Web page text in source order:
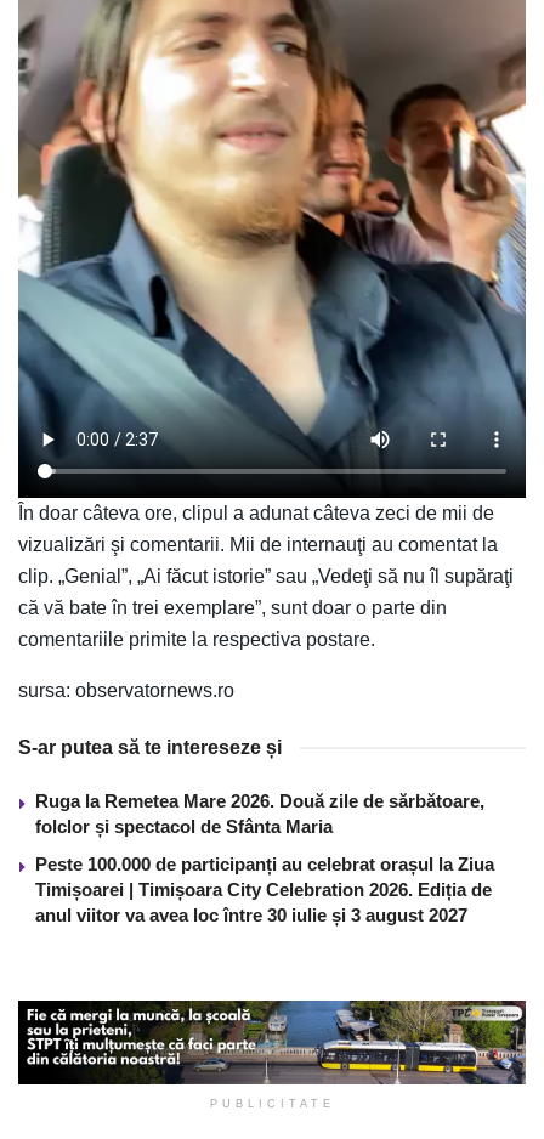
În doar câteva ore, clipul a adunat câteva zeci de mii de
vizualizări şi comentarii. Mii de internauţi au comentat la
clip. „Genial”, „Ai făcut istorie” sau „Vedeţi să nu îl supăraţi
că vă bate în trei exemplare”, sunt doar o parte din
comentariile primite la respectiva postare.
sursa: observatornews.ro
S-ar putea să te intereseze și
Ruga la Remetea Mare 2026. Două zile de sărbătoare,
folclor și spectacol de Sfânta Maria
Peste 100.000 de participanți au celebrat orașul la Ziua
Timișoarei | Timișoara City Celebration 2026. Ediția de
anul viitor va avea loc între 30 iulie și 3 august 2027
PUBLICITATE